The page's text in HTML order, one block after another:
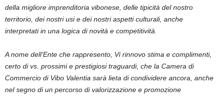
della migliore imprenditoria vibonese, delle tipicità del nostro
territorio, dei nostri usi e dei nostri aspetti culturali, anche
interpretati in una logica di novità e competitività.
A nome dell’Ente che rappresento, Vi rinnovo stima e complimenti,
certo di vs. prossimi e prestigiosi traguardi, che la Camera di
Commercio di Vibo Valentia sarà lieta di condividere ancora, anche
nel segno di un percorso di valorizzazione e promozione